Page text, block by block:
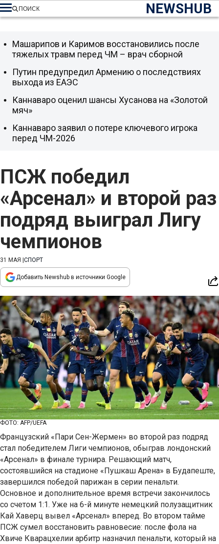
NEWSHUB
ПОИСК
ПСЖ победил
«Арсенал» и второй раз
подряд выиграл Лигу
чемпионов
31 МАЯ СПОРТ
Добавить Newshub в источники Google
ФОТО: AFP/UEFA
Французский «Пари Сен-Жермен» во второй раз подряд
стал победителем Лиги чемпионов, обыграв лондонский
«Арсенал» в финале турнира. Решающий матч,
состоявшийся на стадионе «Пушкаш Арена» в Будапеште,
завершился победой парижан в серии пенальти.
Основное и дополнительное время встречи закончилось
со счетом 1:1. Уже на 6-й минуте немецкий полузащитник
Кай Хаверц вывел «Арсенал» вперед. Во втором тайме
ПСЖ сумел восстановить равновесие: после фола на
Хвиче Кварацхелии арбитр назначил пенальти, который на
Машарипов и Каримов восстановились после
тяжелых травм перед ЧМ – врач сборной
Путин предупредил Армению о последствиях
выхода из ЕАЭС
Каннаваро оценил шансы Хусанова на «Золотой
мяч»
Каннаваро заявил о потере ключевого игрока
перед ЧМ-2026